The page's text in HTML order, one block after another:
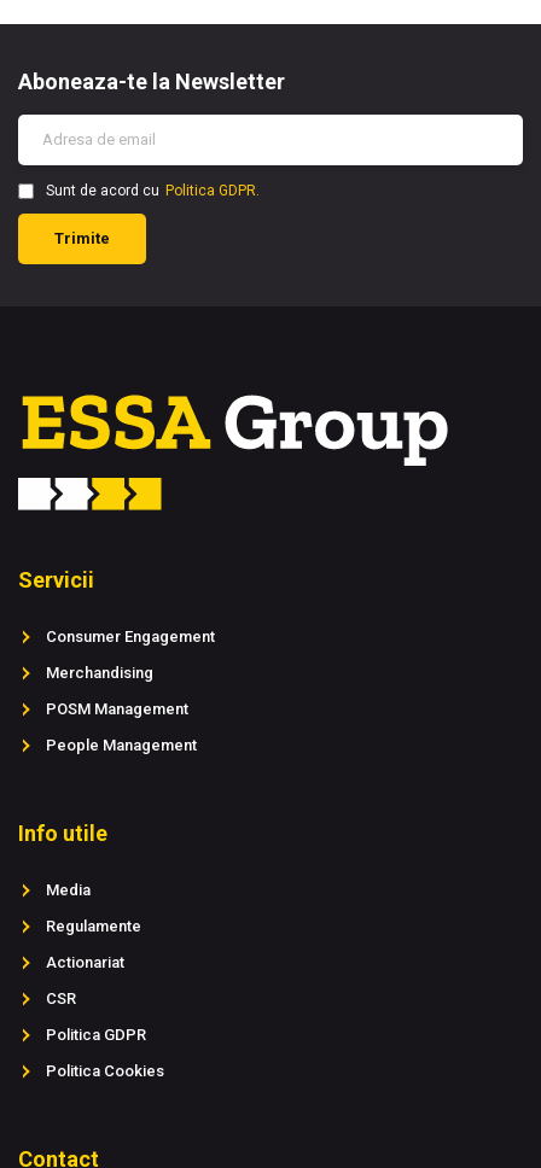
Aboneaza-te la Newsletter
Trimite
Sunt de acord cu Politica GDPR.
Servicii
Consumer Engagement
Merchandising
POSM Management
People Management
Info utile
Media
Regulamente
Actionariat
CSR
Politica GDPR
Politica Cookies
Contact